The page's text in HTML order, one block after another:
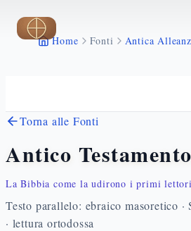
Vai al contenuto principale
Home Fonti Antica
Torna alle Fonti
Antico Testamento
La Bibbia come la udirono i primi
Testo parallelo: ebraico masoretico ·
· lettura ortodossa